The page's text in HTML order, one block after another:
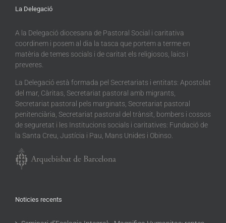
La Delegació
A la Delegació diocesana de Pastoral Social i caritativa
coordinem i posem al dia la tasca que portem a terme en
matèria de temes socials i de caritat els religiosos, laics i
preveres.
La Delegació està formada pel Secretariats i entitats: Apostolat
del mar, Càritas, Secretariat pastoral amb migrants,
Secretariat pastoral pels marginats, Secretariat pastoral
penitenciària, Secretariat pastoral del trànsit, bombers i cossos
de seguretat i les Institucions socials i caritatives: Fundació de
la Santa Creu, Justícia i Pau, Mans Unides i Obinso.
Noticies recents